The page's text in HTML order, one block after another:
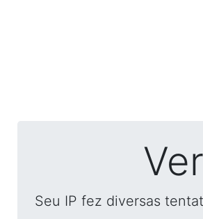
Seu IP fez diversas